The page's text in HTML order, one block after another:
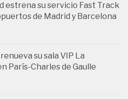
estrena su servicio Fast Track
de Madrid y Barcelona
su sala VIP La
París-Charles de Gaulle